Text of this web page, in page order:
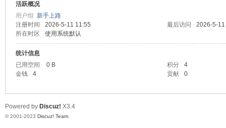
活跃概况
用户组 新手上路
注册时间
2026-5-11 11:55 最后访问
2026-5-
所在时区
使用系统默认
统计信息
已用空间
0 B 积分
4
金钱
4 贡献 0
Powered by Discuz! X3.4
© 2001-2023 Discuz! Team